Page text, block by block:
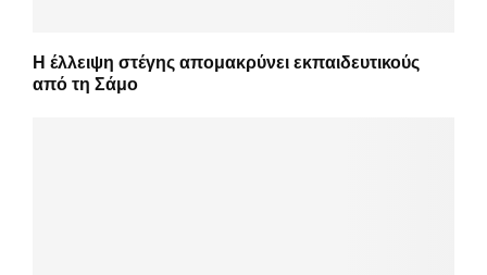
Η έλλειψη στέγης απομακρύνει εκπαιδευτικούς
από τη Σάμο